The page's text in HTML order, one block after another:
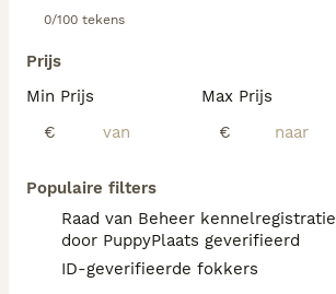
0/100 tekens
Prijs
Min Prijs
€
Max Prijs
€
Populaire filters
Raad van Beheer kennelregistratie
door PuppyPlaats geverifieerd
ID-geverifieerde fokkers